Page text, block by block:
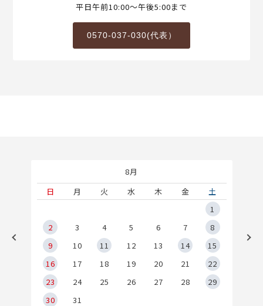
平日午前10:00～午後5:00まで
0570-037-030(代表）
8月
日
月 火 水 木 金
土
1
2
3 4 5 6 7
8
9
10 11 12 13 14
15
16
17 18 19 20 21
22
23
24 25 26 27 28
29
30
31